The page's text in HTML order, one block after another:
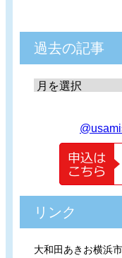
過去の記事
リンク
大和田あきお横浜